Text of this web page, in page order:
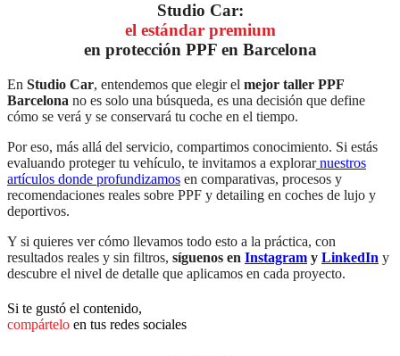
Studio Car:
el estándar premium
en protección PPF en Barcelona
En Studio Car, entendemos que elegir el mejor taller PPF
Barcelona no es solo una búsqueda, es una decisión que define
cómo se verá y se conservará tu coche en el tiempo.
Por eso, más allá del servicio, compartimos conocimiento. Si estás
evaluando proteger tu vehículo, te invitamos a explorarnuestros
artículos donde profundizamos en comparativas, procesos y
recomendaciones reales sobre PPF y detailing en coches de lujo y
deportivos.
Y si quieres ver cómo llevamos todo esto a la práctica, con
resultados reales y sin filtros, síguenos en Instagram y LinkedIn y
descubre el nivel de detalle que aplicamos en cada proyecto.
Si te gustó el contenido,
compártelo en tus redes sociales